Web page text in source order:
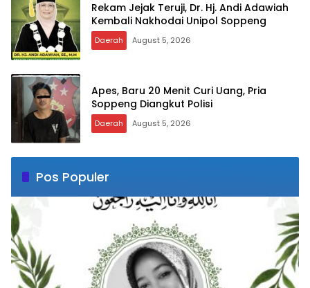
Rekam Jejak Teruji, Dr. Hj. Andi Adawiah
Kembali Nakhodai Unipol Soppeng
Daerah August 5, 2026
Apes, Baru 20 Menit Curi Uang, Pria
Soppeng Diangkut Polisi
Daerah August 5, 2026
Pos Populer